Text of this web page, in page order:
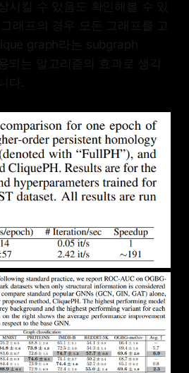
시킬 수 있음도 확인해볼 수 있
래프의 경우 모든 그래프를 고
graph라는 subgraph
되는 알고리즘의 효과로 생각
다.